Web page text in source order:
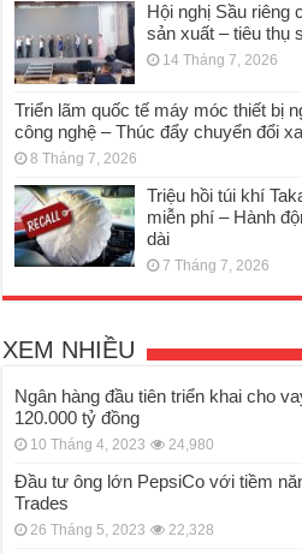
Hội nghị Sầu riêng
sản xuất – tiêu thụ
14 Tháng 7, 2026
Triển lãm quốc tế máy móc thiết bị
công nghệ – Thúc đẩy chuyển đổi
8 Tháng 7, 2026
Triệu hồi túi khí
miễn phí – Hành
dài
7 Tháng 7, 2026
XEM NHIỀU
Ngân hàng đầu tiên triển khai cho
120.000 tỷ đồng
10 Tháng 4, 2023 24,980
Đầu tư ông lớn PepsiCo với tiềm
Trades
26 Tháng 5, 2023 22,328